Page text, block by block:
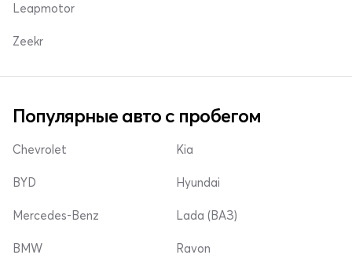
Leapmotor
Zeekr
Популярные авто с пробегом
Chevrolet
BYD
Mercedes-Benz
Kia
Hyundai
Lada (ВАЗ)
BMW Ravon